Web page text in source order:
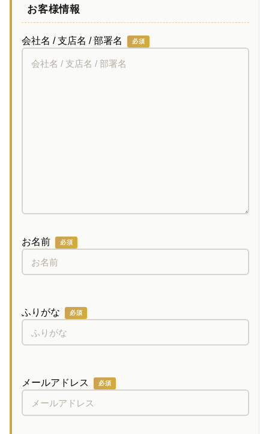
お客様情報
会社名 / 支店名 / 部署名 必須
お名前 必須
ふりがな 必須
メールアドレス 必須